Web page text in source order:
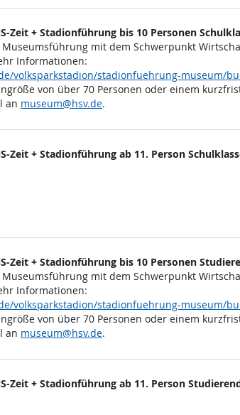
Zeit + Stadionführung bis 10 Personen
mit dem Schwerpunkt
Informationen:
volksparkstadion/stadionfuehrung-museum/
von über 70 Personen oder einem
an museum@hsv.de.
Zeit + Stadionführung ab 11. Person
Zeit + Stadionführung bis 10 Personen
mit dem Schwerpunkt
Informationen:
volksparkstadion/stadionfuehrung-museum/
von über 70 Personen oder einem
an museum@hsv.de.
Zeit + Stadionführung ab 11. Person